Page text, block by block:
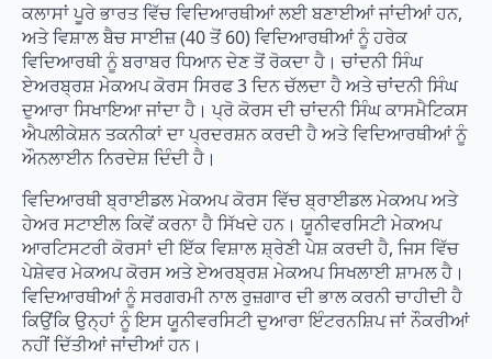
ਕਲਾਸਾਂ ਪੂਰੇ ਭਾਰਤ ਵਿੱਚ ਵਿਦਿਆਰਥੀਆਂ ਲਈ ਬਣਾਈਆਂ ਜਾਂਦੀਆਂ ਹਨ,
ਅਤੇ ਵਿਸ਼ਾਲ ਬੈਚ ਸਾਈਜ਼ (40 ਤੋਂ 60) ਵਿਦਿਆਰਥੀਆਂ ਨੂੰ ਹਰੇਕ
ਵਿਦਿਆਰਥੀ ਨੂੰ ਬਰਾਬਰ ਧਿਆਨ ਦੇਣ ਤੋਂ ਰੋਕਦਾ ਹੈ। ਚਾਂਦਨੀ ਸਿੰਘ
ਏਅਰਬ੍ਰਸ਼ ਮੇਕਅਪ ਕੋਰਸ ਸਿਰਫ 3 ਦਿਨ ਚੱਲਦਾ ਹੈ ਅਤੇ ਚਾਂਦਨੀ ਸਿੰਘ
ਦੁਆਰਾ ਸਿਖਾਇਆ ਜਾਂਦਾ ਹੈ। ਪ੍ਰੋ ਕੋਰਸ ਦੀ ਚਾਂਦਨੀ ਸਿੰਘ ਕਾਸਮੈਟਿਕਸ
ਐਪਲੀਕੇਸ਼ਨ ਤਕਨੀਕਾਂ ਦਾ ਪ੍ਰਦਰਸ਼ਨ ਕਰਦੀ ਹੈ ਅਤੇ ਵਿਦਿਆਰਥੀਆਂ ਨੂੰ
ਔਨਲਾਈਨ ਨਿਰਦੇਸ਼ ਦਿੰਦੀ ਹੈ।
ਵਿਦਿਆਰਥੀ ਬ੍ਰਾਈਡਲ ਮੇਕਅਪ ਕੋਰਸ ਵਿੱਚ ਬ੍ਰਾਈਡਲ ਮੇਕਅਪ ਅਤੇ
ਹੇਅਰ ਸਟਾਈਲ ਕਿਵੇਂ ਕਰਨਾ ਹੈ ਸਿੱਖਦੇ ਹਨ। ਯੂਨੀਵਰਸਿਟੀ ਮੇਕਅਪ
ਆਰਟਿਸਟਰੀ ਕੋਰਸਾਂ ਦੀ ਇੱਕ ਵਿਸ਼ਾਲ ਸ਼੍ਰੇਣੀ ਪੇਸ਼ ਕਰਦੀ ਹੈ, ਜਿਸ ਵਿੱਚ
ਪੇਸ਼ੇਵਰ ਮੇਕਅਪ ਕੋਰਸ ਅਤੇ ਏਅਰਬ੍ਰਸ਼ ਮੇਕਅਪ ਸਿਖਲਾਈ ਸ਼ਾਮਲ ਹੈ।
ਵਿਦਿਆਰਥੀਆਂ ਨੂੰ ਸਰਗਰਮੀ ਨਾਲ ਰੁਜ਼ਗਾਰ ਦੀ ਭਾਲ ਕਰਨੀ ਚਾਹੀਦੀ ਹੈ
ਕਿਉਂਕਿ ਉਨ੍ਹਾਂ ਨੂੰ ਇਸ ਯੂਨੀਵਰਸਿਟੀ ਦੁਆਰਾ ਇੰਟਰਨਸ਼ਿਪ ਜਾਂ ਨੌਕਰੀਆਂ
ਨਹੀਂ ਦਿੱਤੀਆਂ ਜਾਂਦੀਆਂ ਹਨ।